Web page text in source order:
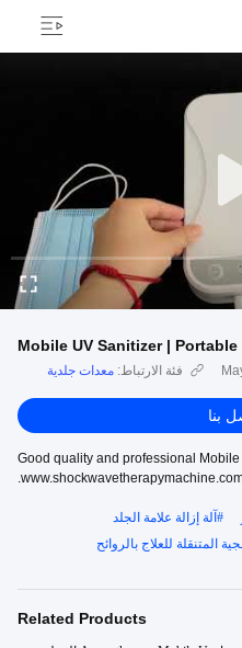
Mobile UV Sanitizer |
فئة الارتباط: معدات جلدية
بنا
Good quality and professional
# آلة إزالة علامة الجلد
المتنقلة للعلاج بالروائح
Related Products